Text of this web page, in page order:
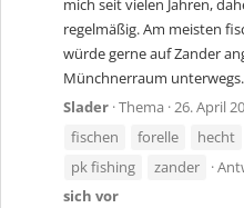
mich seit vielen Jahren,
regelmäßig. Am meisten
würde gerne auf Zander
Münchnerraum
Slader Thema 26. April
fischen
forelle hecht
pk fishing
zander
sich vor